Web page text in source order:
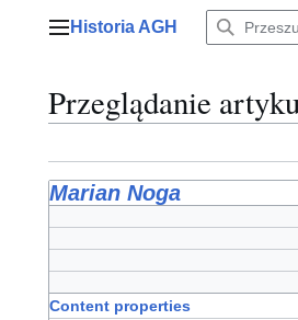
Menu główne
Historia AGH
Przeglądanie
Marian Noga
Content properties